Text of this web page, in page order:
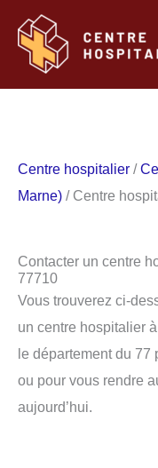
contenu
Centre hospitalier /
Marne) / Centre
Contacter un centre
77710
Vous trouverez ci-
un centre hospitalier
le département du 77
ou pour vous rendre
aujourd’hui.